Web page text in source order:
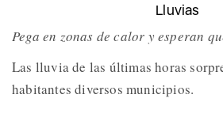
Lluvias
Pega en zonas de calor y esperan
Las lluvia de las últimas horas
habitantes diversos municipios.